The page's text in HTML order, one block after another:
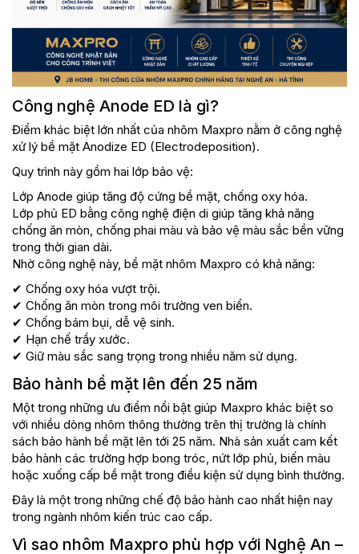
Công nghệ Anode ED là gì?
Điểm khác biệt lớn nhất của nhôm Maxpro nằm ở công nghệ
xử lý bề mặt Anodize ED (Electrodeposition).
Quy trình này gồm hai lớp bảo vệ:
Lớp Anode giúp tăng độ cứng bề mặt, chống oxy hóa.
Lớp phủ ED bằng công nghệ điện di giúp tăng khả năng
chống ăn mòn, chống phai màu và bảo vệ màu sắc bền vững
trong thời gian dài.
Nhờ công nghệ này, bề mặt nhôm Maxpro có khả năng:
✔ Chống oxy hóa vượt trội.
✔ Chống ăn mòn trong môi trường ven biển.
✔ Chống bám bụi, dễ vệ sinh.
✔ Hạn chế trầy xước.
✔ Giữ màu sắc sang trọng trong nhiều năm sử dụng.
Bảo hành bề mặt lên đến 25 năm
Một trong những ưu điểm nổi bật giúp Maxpro khác biệt so
với nhiều dòng nhôm thông thường trên thị trường là chính
sách bảo hành bề mặt lên tới 25 năm. Nhà sản xuất cam kết
bảo hành các trường hợp bong tróc, nứt lớp phủ, biến màu
hoặc xuống cấp bề mặt trong điều kiện sử dụng bình thường.
Đây là một trong những chế độ bảo hành cao nhất hiện nay
trong ngành nhôm kiến trúc cao cấp.
Vì sao nhôm Maxpro phù hợp với Nghệ An –